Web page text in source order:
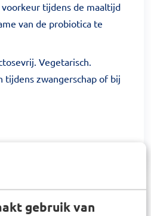
gebruik van
voorkeur tijdens de maaltijd
van de probiotica te
Vegetarisch.
tijdens zwangerschap of bij